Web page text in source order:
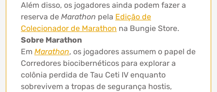
Além disso, os jogadores ainda podem fazer a
reserva de Marathon pela Edição de
Colecionador de Marathon na Bungie Store.
Sobre Marathon
Em Marathon, os jogadores assumem o papel de
Corredores biocibernéticos para explorar a
colônia perdida de Tau Ceti IV enquanto
sobrevivem a tropas de segurança hostis,